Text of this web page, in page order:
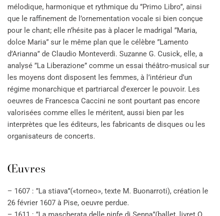
mélodique, harmonique et rythmique du ”Primo Libro”, ainsi
que le raffinement de l’ornementation vocale si bien conçue
pour le chant; elle n’hésite pas à placer le madrigal ”Maria,
dolce Maria” sur le même plan que le célèbre ”Lamento
d’Arianna” de Claudio Monteverdi. Suzanne G. Cusick, elle, a
analysé ”La Liberazione” comme un essai théâtro-musical sur
les moyens dont disposent les femmes, à l’intérieur d’un
régime monarchique et partriarcal d’exercer le pouvoir. Les
oeuvres de Francesca Caccini ne sont pourtant pas encore
valorisées comme elles le méritent, aussi bien par les
interprètes que les éditeurs, les fabricants de disques ou les
organisateurs de concerts.
Œuvres
– 1607 : ”La stiava”(«torneo», texte M. Buonarroti), création le
26 février 1607 à Pise, oeuvre perdue.